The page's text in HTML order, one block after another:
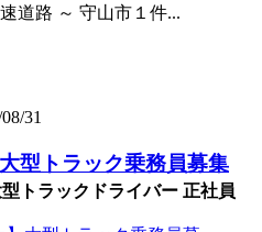
道路 ～ 守山市１件...
31
型トラック乗務員募集
トラックドライバー 正社員